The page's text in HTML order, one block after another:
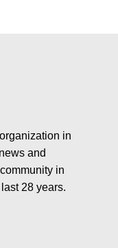
in
and
in
28 years.